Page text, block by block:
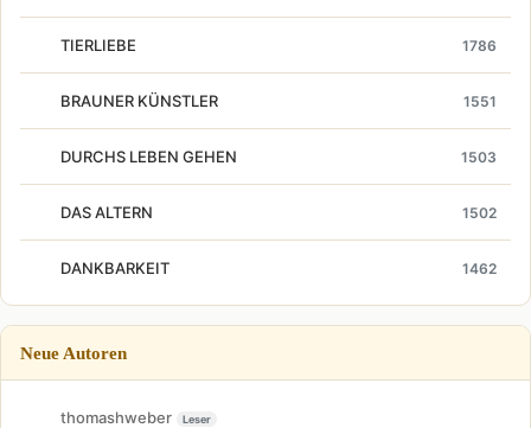
TIERLIEBE 1786
BRAUNER KÜNSTLER 1551
DURCHS LEBEN GEHEN 1503
DAS ALTERN 1502
DANKBARKEIT 1462
Neue Autoren
thomashweber Leser